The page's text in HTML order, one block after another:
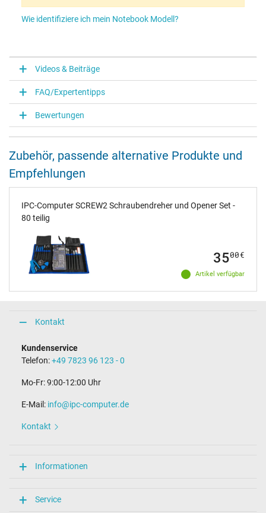
Wie identifiziere ich mein Notebook Modell?
Videos & Beiträge
FAQ/Expertentipps
Bewertungen
Zubehör, passende alternative Produkte und
Empfehlungen
IPC-Computer SCREW2 Schraubendreher und Opener Set -
80 teilig
Artikel verfügbar
3500€
Kontakt
Kundenservice
Telefon:+49 7823 96 123 - 0
Mo-Fr: 9:00-12:00 Uhr
E-Mail: info@ipc-computer.de
Kontakt
Informationen
Service